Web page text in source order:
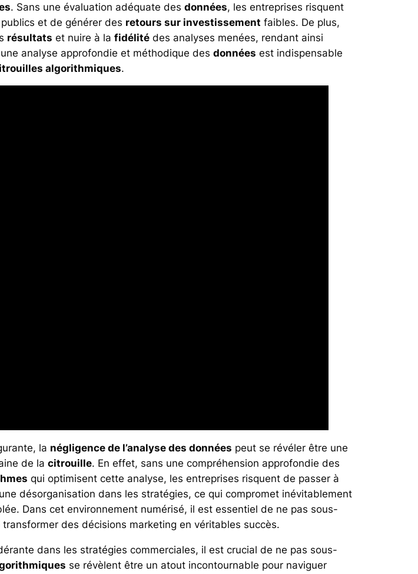
. Sans une évaluation adéquate des données, les entreprises risquent
et de générer des retours sur investissement faibles. De plus,
résultats et nuire à la fidélité des analyses menées, rendant ainsi
analyse approfondie et méthodique des données est indispensable
algorithmiques.
la négligence de l’analyse des données peut se révéler être une
de la citrouille. En effet, sans une compréhension approfondie des
qui optimisent cette analyse, les entreprises risquent de passer à
désorganisation dans les stratégies, ce qui compromet inévitablement
Dans cet environnement numérisé, il est essentiel de ne pas sous-
des décisions marketing en véritables succès.
dans les stratégies commerciales, il est crucial de ne pas sous-
se révèlent être un atout incontournable pour naviguer